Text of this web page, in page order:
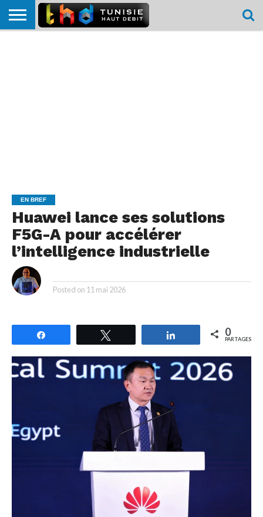
EN BREF
Huawei lance ses solutions
F5G-A pour accélérer
l’intelligence industrielle
Posted on 11 mai 2026
Partagez 0
PARTAGES